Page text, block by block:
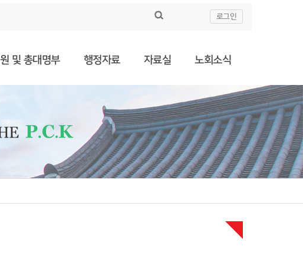
로그인
및 총대명부 행정자료 자료실 노회소식